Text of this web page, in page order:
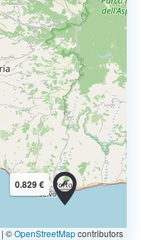
0.829 €
| ©OpenStreetMapcontributors